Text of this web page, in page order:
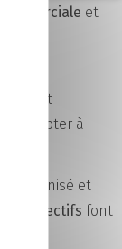
et
s’adapter à
organisé et
objectifs font